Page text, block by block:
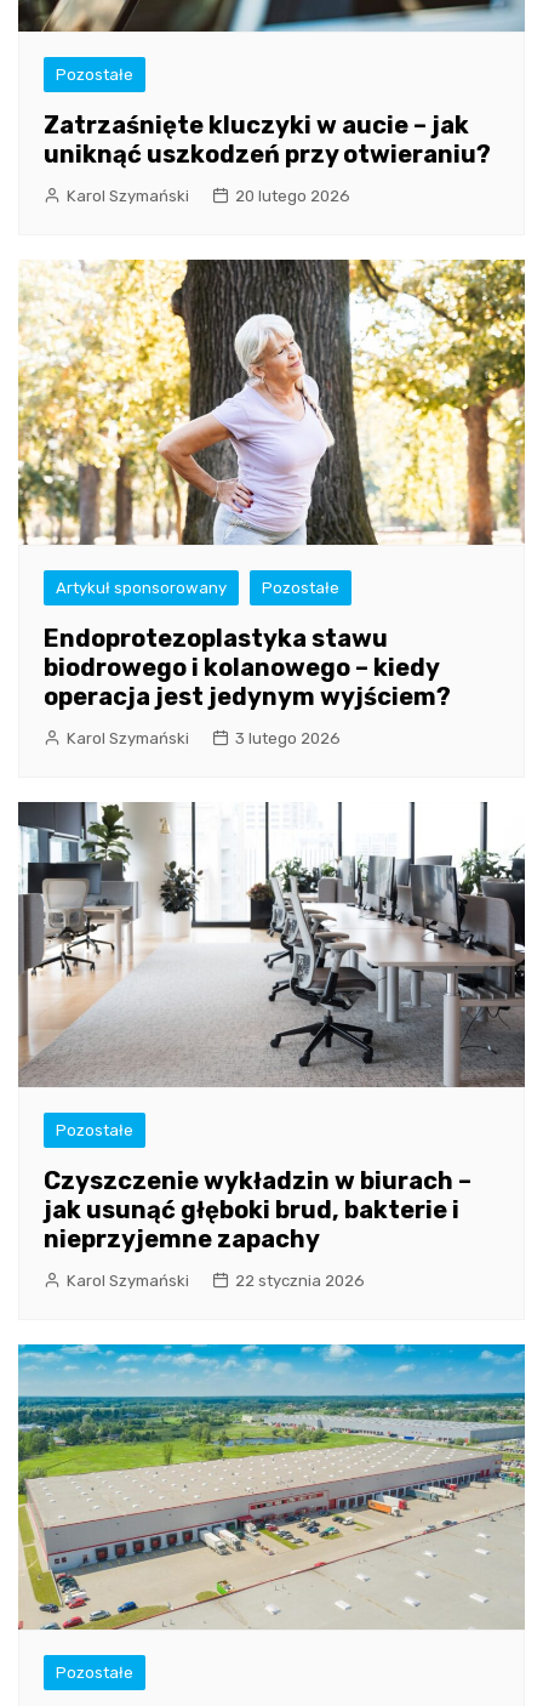
Pozostałe
Zatrzaśnięte kluczyki w aucie – jak
uniknąć uszkodzeń przy otwieraniu?
Karol Szymański 20 lutego 2026
Artykuł sponsorowany Pozostałe
Endoprotezoplastyka stawu
biodrowego i kolanowego – kiedy
operacja jest jedynym wyjściem?
Karol Szymański 3 lutego 2026
Pozostałe
Czyszczenie wykładzin w biurach –
jak usunąć głęboki brud, bakterie i
nieprzyjemne zapachy
Karol Szymański 22 stycznia 2026
Pozostałe